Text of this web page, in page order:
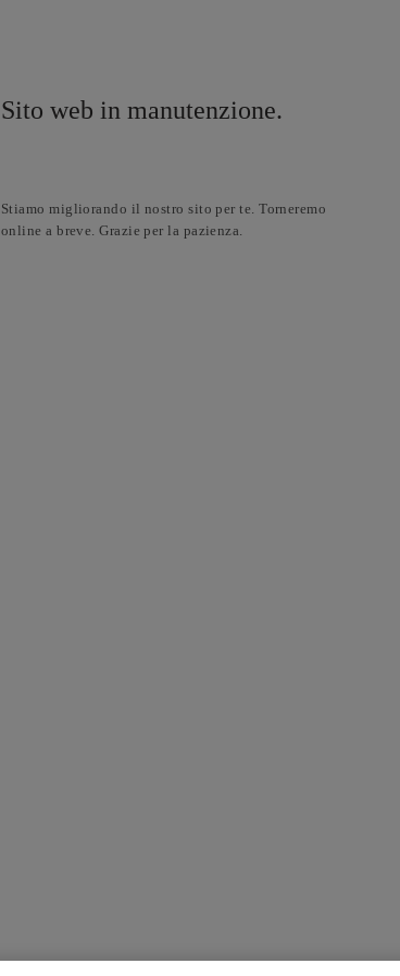
Sito web in manutenzione.
Stiamo migliorando il nostro sito per te. Torneremo
online a breve. Grazie per la pazienza.